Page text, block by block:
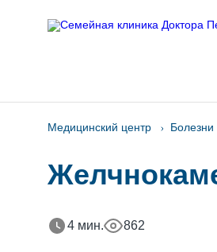
Медицинский центр Болезни
4 мин. 862